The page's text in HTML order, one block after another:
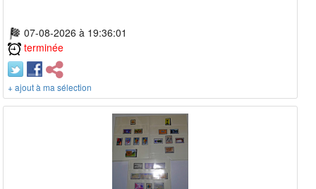
07-08-2026 à 19:36:01
terminée
+ ajout à ma sélection